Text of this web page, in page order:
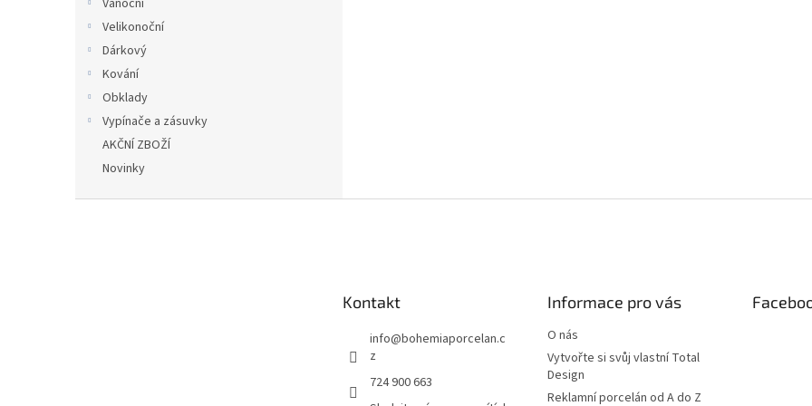
Vánoční
Velikonoční
Dárkový
Kování
Obklady
Vypínače a zásuvky
AKČNÍ ZBOŽÍ
Novinky
Kontakt
info@bohemiaporcelan.c
z
724 900 663
Informace pro vás
O nás
Vytvořte si svůj vlastní Total
Design
Reklamní porcelán od A do Z